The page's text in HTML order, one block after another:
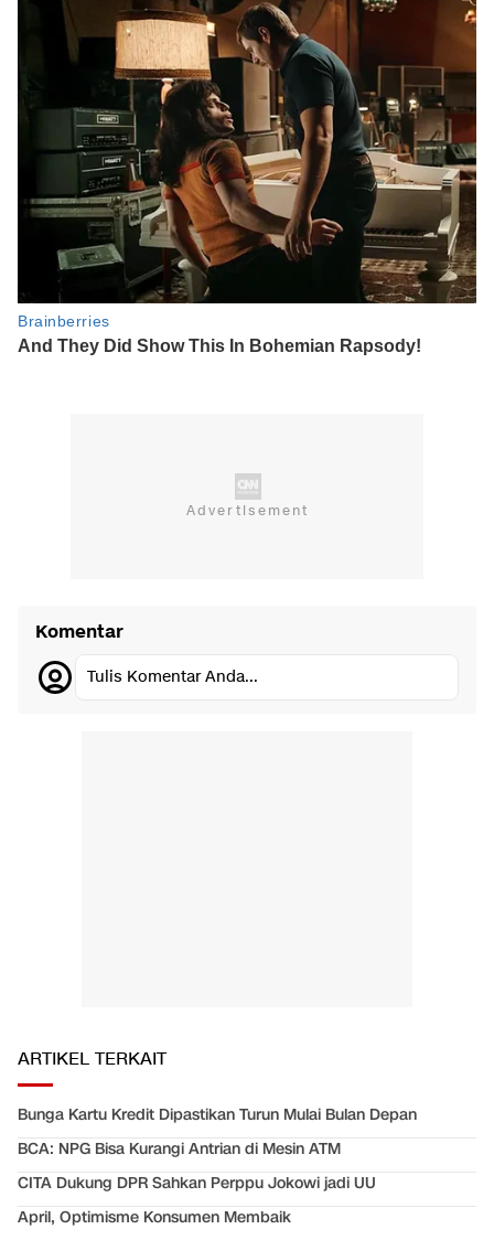
Komentar
Tulis Komentar Anda...
ARTIKEL TERKAIT
Bunga Kartu Kredit Dipastikan Turun Mulai Bulan Depan
BCA: NPG Bisa Kurangi Antrian di Mesin ATM
CITA Dukung DPR Sahkan Perppu Jokowi jadi UU
April, Optimisme Konsumen Membaik